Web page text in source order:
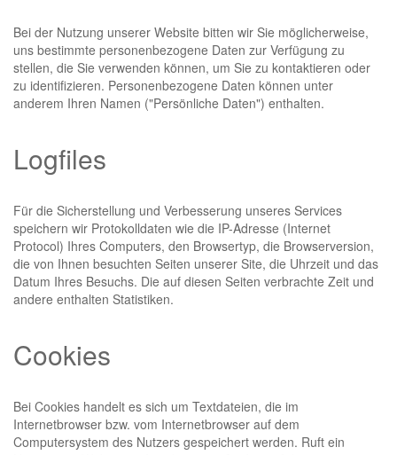
Bei der Nutzung unserer Website bitten wir Sie möglicherweise,
uns bestimmte personenbezogene Daten zur Verfügung zu
stellen, die Sie verwenden können, um Sie zu kontaktieren oder
zu identifizieren. Personenbezogene Daten können unter
anderem Ihren Namen ("Persönliche Daten") enthalten.
Logfiles
Für die Sicherstellung und Verbesserung unseres Services
speichern wir Protokolldaten wie die IP-Adresse (Internet
Protocol) Ihres Computers, den Browsertyp, die Browserversion,
die von Ihnen besuchten Seiten unserer Site, die Uhrzeit und das
Datum Ihres Besuchs. Die auf diesen Seiten verbrachte Zeit und
andere enthalten Statistiken.
Cookies
Bei Cookies handelt es sich um Textdateien, die im
Internetbrowser bzw. vom Internetbrowser auf dem
Computersystem des Nutzers gespeichert werden. Ruft ein